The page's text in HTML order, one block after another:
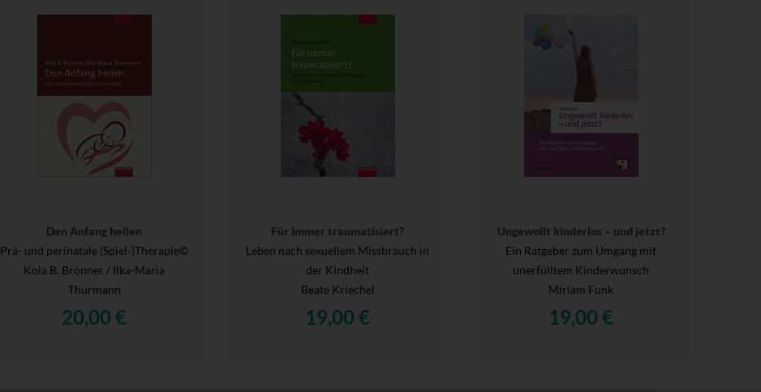
Den Anfang heilen
Prä- und perinatale (Spiel-)Therapie©
Kola B. Brönner / Ilka-Maria
Thurmann
20,00 €
Für immer traumatisiert?
Leben nach sexuellem Missbrauch in
der Kindheit
Beate Kriechel
19,00 €
Ungewollt kinderlos – und jetzt?
Ein Ratgeber zum Umgang mit
unerfülltem Kinderwunsch
Miriam Funk
19,00 €